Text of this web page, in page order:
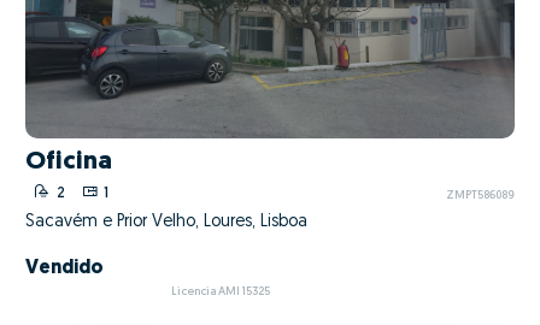
Oficina
2 ZMPT586089
Sacavém e Prior Velho, Loures, Lisboa
Vendido
Licencia AMI 15325